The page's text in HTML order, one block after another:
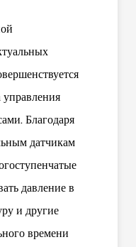
управления
Благодаря
датчикам
давление в
и другие
времени